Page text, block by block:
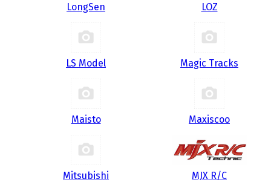
LongSen LOZ
LS Model Magic Tracks
Maisto Maxiscoo
Mitsubishi MJX R/C